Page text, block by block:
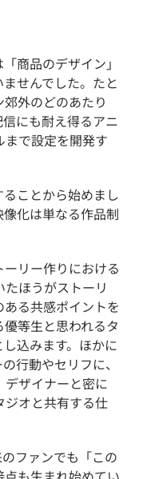
商品のデザイン」
せんでした。たと
外のどのあたり
にも耐え得るアニ
で設定を開発す
ことから始めまし
化は単なる作品制
リー作りにおける
ほうがストーリ
る共感ポイントを
等生と思われるタ
込みます。ほかに
行動やセリフに、
ザイナーと密に
ジオと共有する仕
ファンでも「この